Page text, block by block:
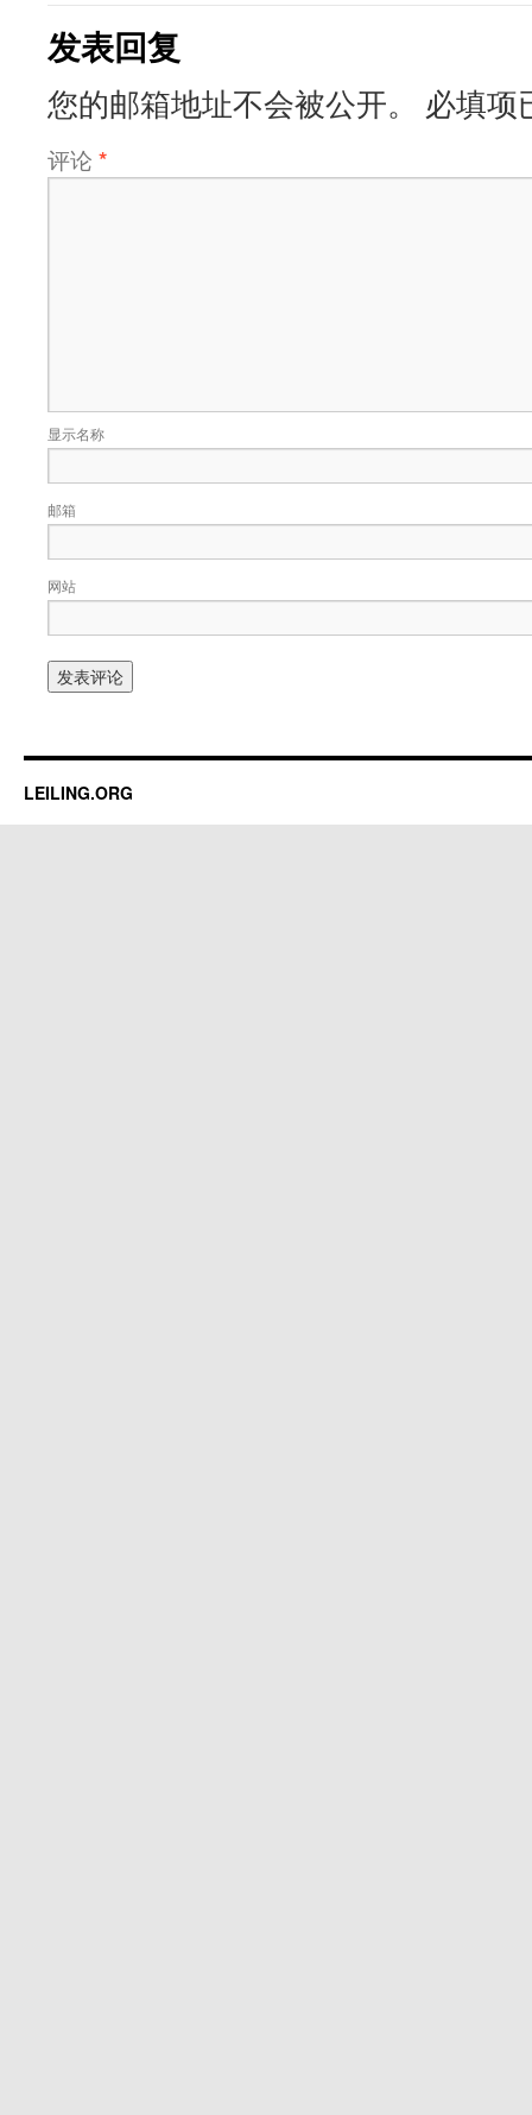
发表回复
您的邮箱地址不会被公开。 必填项
评论 *
显示名称
邮箱
网站
LEILING.ORG